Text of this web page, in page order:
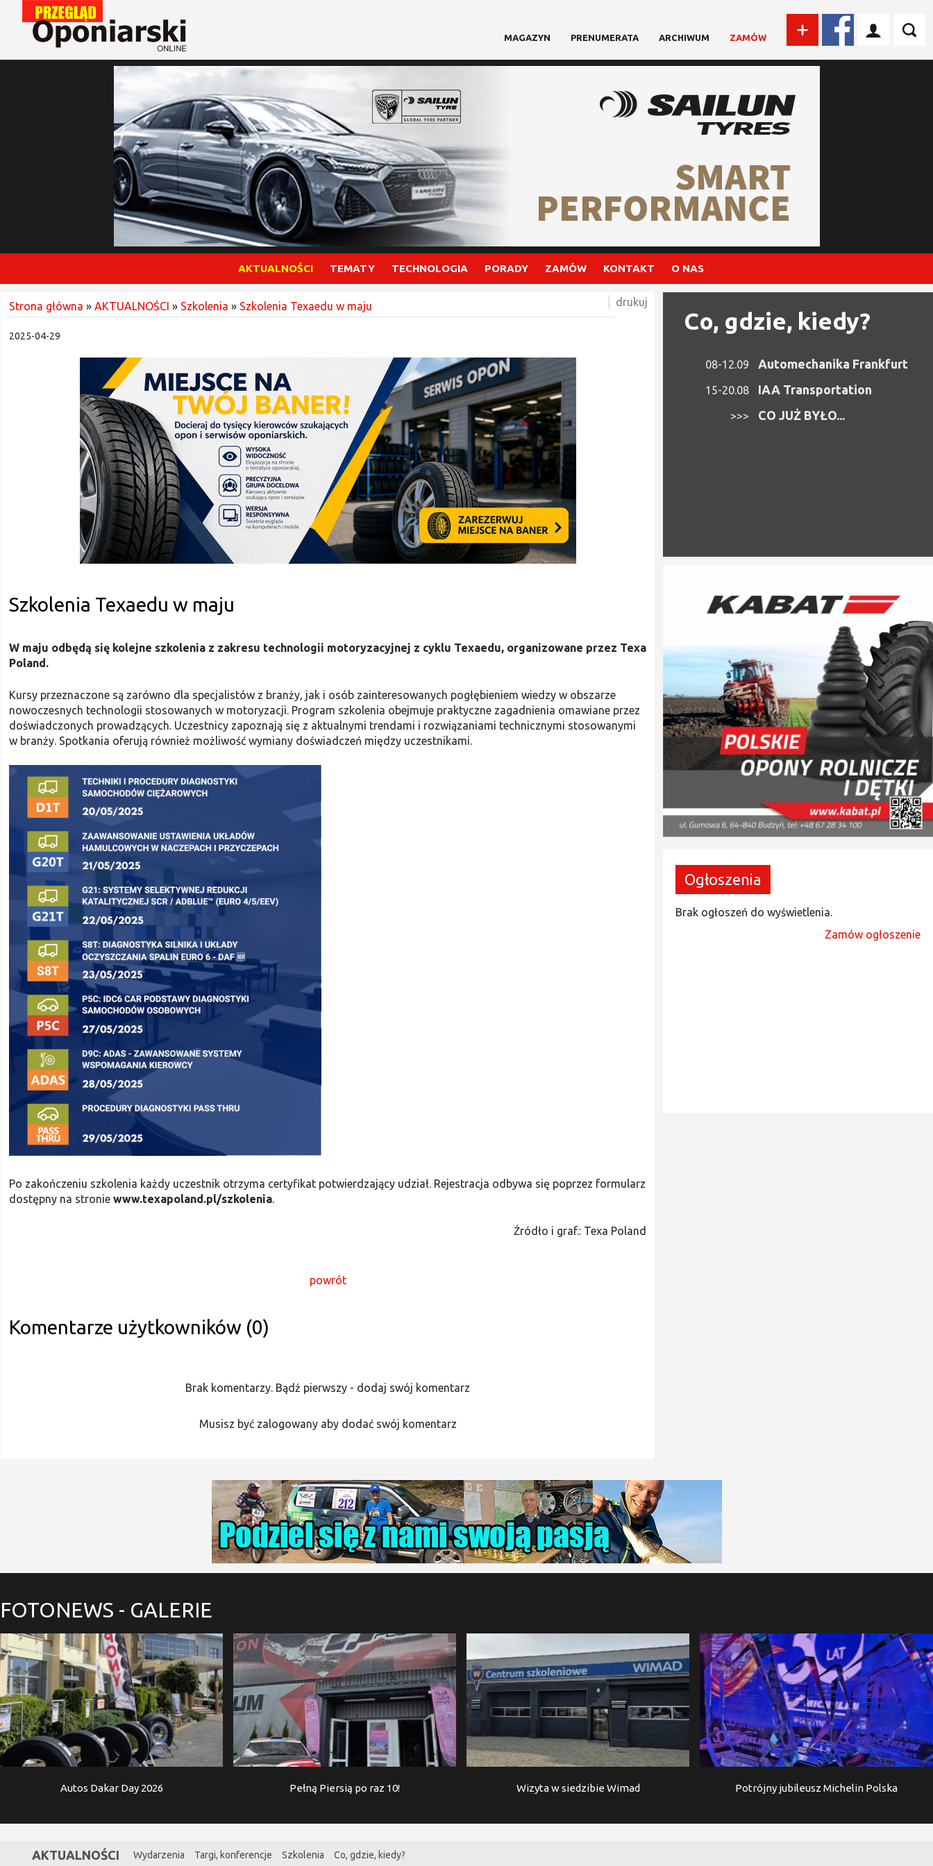
MAGAZYN PRENUMERATA ARCHIWUM ZAMÓW
AKTUALNOŚCI TEMATY TECHNOLOGIA PORADY ZAMÓW KONTAKT O NAS
Strona główna » AKTUALNOŚCI » Szkolenia » Szkolenia Texaedu w maju
2025-04-29
Szkolenia Texaedu w maju
W maju odbędą się kolejne szkolenia z zakresu technologii motoryzacyjnej z cyklu Texaedu, organizowane przez Texa
Poland.
Kursy przeznaczone są zarówno dla specjalistów z branży, jak i osób zainteresowanych pogłębieniem wiedzy w obszarze
nowoczesnych technologii stosowanych w motoryzacji. Program szkolenia obejmuje praktyczne zagadnienia omawiane przez
doświadczonych prowadzących. Uczestnicy zapoznają się z aktualnymi trendami i rozwiązaniami technicznymi stosowanymi
w branży. Spotkania oferują również możliwość wymiany doświadczeń między uczestnikami.
Po zakończeniu szkolenia każdy uczestnik otrzyma certyfikat potwierdzający udział. Rejestracja odbywa się poprzez formularz
dostępny na stronie www.texapoland.pl/szkolenia.
Źródło i graf.: Texa Poland
drukuj
powrót
Komentarze użytkowników (0)
Brak komentarzy. Bądź pierwszy - dodaj swój komentarz
Musisz być zalogowany aby dodać swój komentarz
Co, gdzie, kiedy?
08-12.09 Automechanika Frankfurt
15-20.08 IAA Transportation
>>> CO JUŻ BYŁO...
Ogłoszenia
Brak ogłoszeń do wyświetlenia.
Zamów ogłoszenie
FOTONEWS - GALERIE
Autos Dakar Day 2026 Pełną Piersią po raz 10! Wizyta w siedzibie Wimad Potrójny jubileusz Michelin Polska
AKTUALNOŚCI Wydarzenia Targi, konferencje Szkolenia Co, gdzie, kiedy?